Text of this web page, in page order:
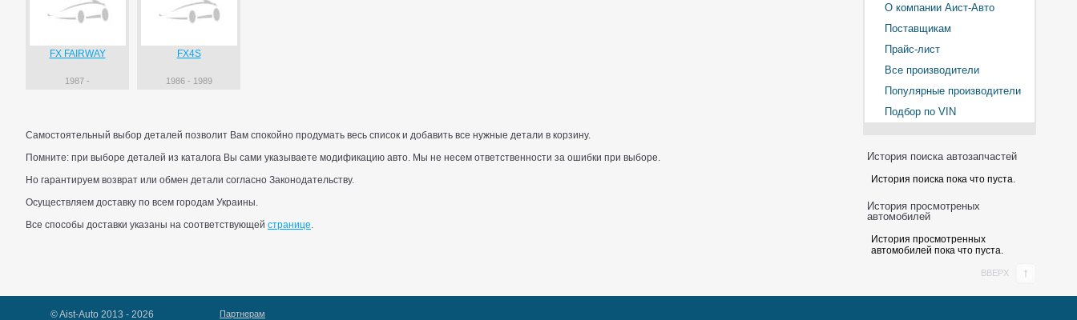
FX FAIRWAY
1987 -
FX4S
1986 - 1989
Самостоятельный выбор деталей позволит Вам спокойно продумать весь список и добавить все нужные детали в корзину.
Помните: при выборе деталей из каталога Вы сами указываете модификацию авто. Мы не несем ответственности за ошибки при выборе.
Но гарантируем возврат или обмен детали согласно Законодательству.
Осуществляем доставку по всем городам Украины.
Все способы доставки указаны на соответствующей странице.
О компании Аист-Авто
Поставщикам
Прайс-лист
Все производители
Популярные производители
Подбор по VIN
История поиска автозапчастей
История поиска пока что пуста.
История просмотреных
автомобилей
История просмотренных
автомобилей пока что пуста.
© Aist-Auto 2013 - 2026 Партнерам
ВВЕРХ